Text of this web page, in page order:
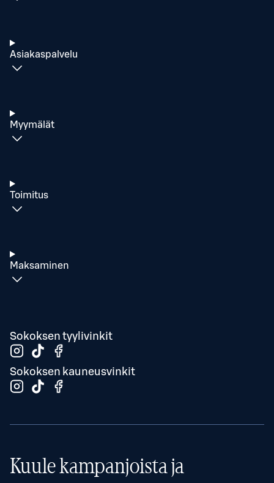
Asiakaspalvelu
Myymälät
Toimitus
Maksaminen
Sokoksen tyylivinkit
Sokoksen kauneusvinkit
Kuule kampanjoista ja